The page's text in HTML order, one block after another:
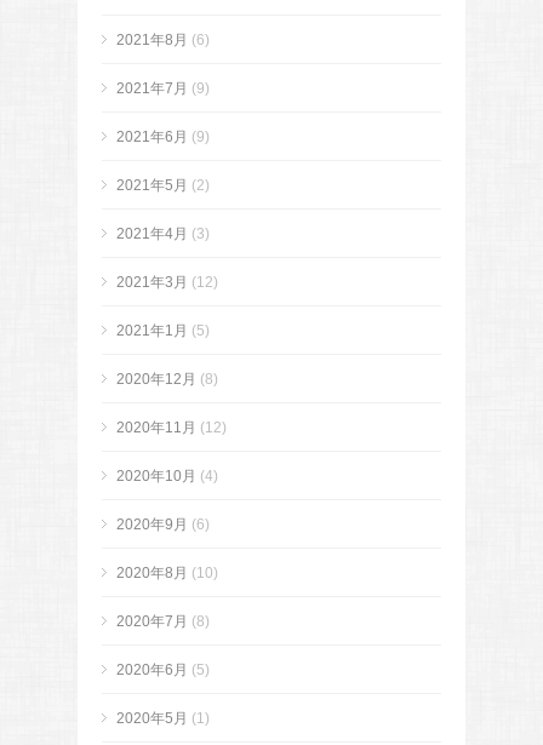
2021年8月 (6)
2021年7月 (9)
2021年6月 (9)
2021年5月 (2)
2021年4月 (3)
2021年3月 (12)
2021年1月 (5)
2020年12月 (8)
2020年11月 (12)
2020年10月 (4)
2020年9月 (6)
2020年8月 (10)
2020年7月 (8)
2020年6月 (5)
2020年5月 (1)